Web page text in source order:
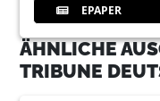
EPAPER
ÄHNLICHE
TRIBUNE